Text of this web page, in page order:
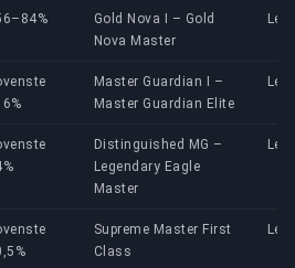
Gold Nova I – Gold
Nova Master
Master Guardian I –
Master Guardian Elite
Distinguished MG –
Legendary Eagle
Master
Supreme Master First
Class